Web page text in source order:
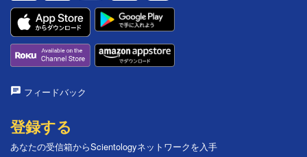
フィードバック
登録する
あなたの受信箱からScientologyネットワークを入手